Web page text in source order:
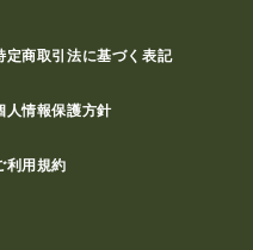
定商取引法に基づく表記
人情報保護方針
利用規約